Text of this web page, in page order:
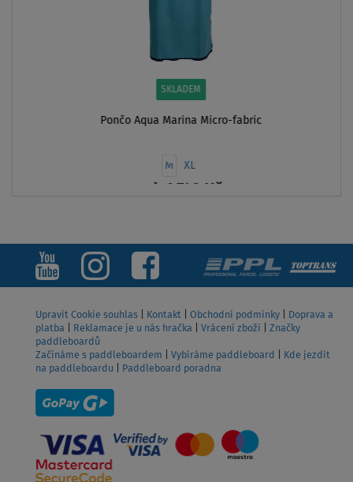
SKLADEM
Pončo Aqua Marina Micro-fabric
M XL
Upravit Cookie souhlas
platba|Reklamace je u nás hračka|Vrácení zboží| Značky
paddleboardů
Začínáme s paddleboardem
na paddleboardu